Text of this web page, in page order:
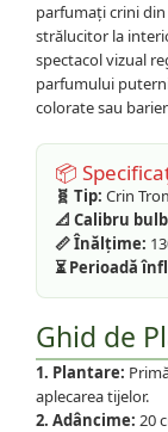
parfumați crini din
strălucitor la
spectacol vizual
parfumului
colorate sau
📦
🧬 Tip: Crin
📐 Calibru
📏 Înălțime:
⏳ Perioadă
Ghid de
1. Plantare:
aplecarea tijelor.
2. Adâncime: 20